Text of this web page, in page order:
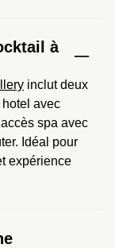
à
inclut deux
avec
spa avec
Idéal pour
expérience